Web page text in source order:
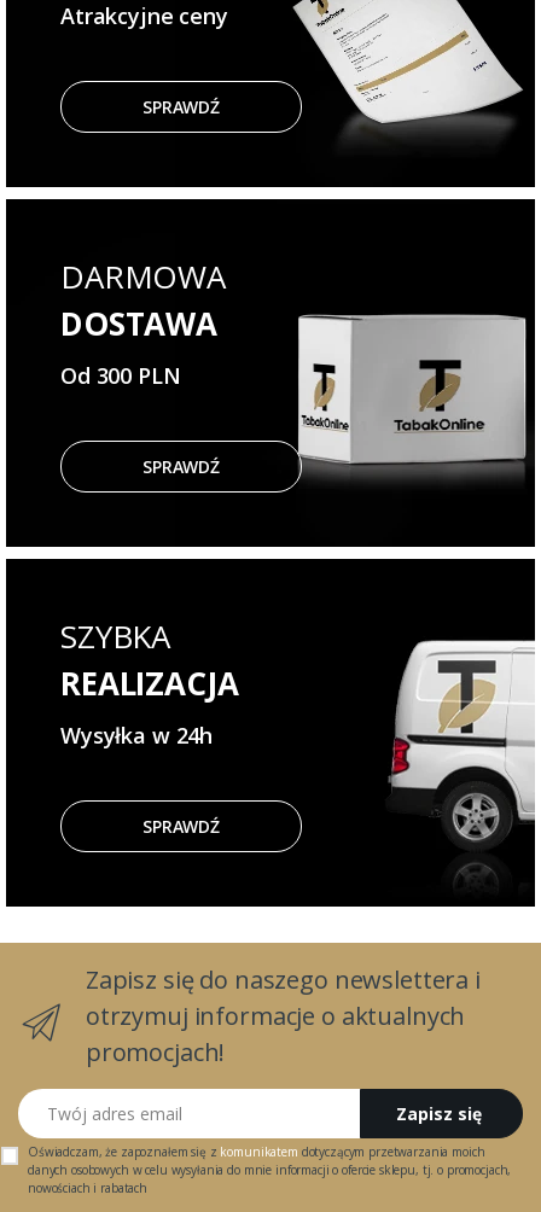
Atrakcyjne ceny
SPRAWDŹ
DARMOWA
DOSTAWA
Od 300 PLN
SPRAWDŹ
SZYBKA
REALIZACJA
Wysyłka w 24h
SPRAWDŹ
Zapisz się do naszego newslettera i
otrzymuj informacje o aktualnych
promocjach!
Twój adres email
Zapisz się
Oświadczam, że zapoznałem się z komunikatem dotyczącym przetwarzania moich
danych osobowych w celu wysyłania do mnie informacji o ofercie sklepu, tj. o promocjach,
nowościach i rabatach